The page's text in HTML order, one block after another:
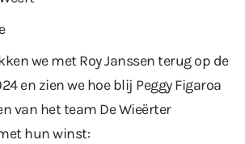
we met Roy Janssen terug op de
en zien we hoe blij Peggy Figaroa
van het team De Wieërter
hun winst: